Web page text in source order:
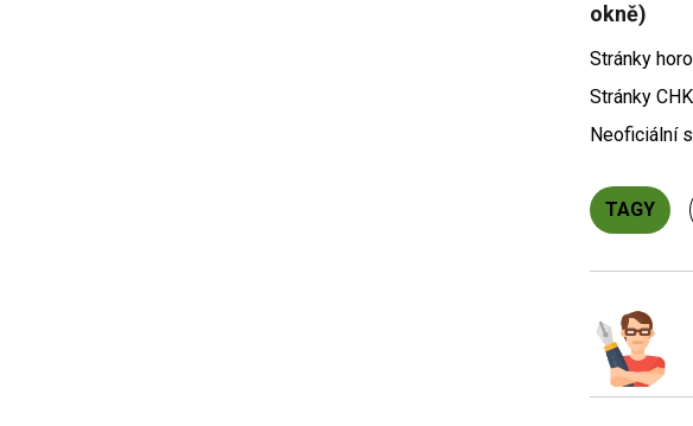
okně)
Stránky
Stránky
Neoficiální
TAGY